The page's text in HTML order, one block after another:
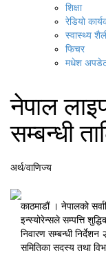
शिक्षा
रेडियो
स्वास्थ्य
फिचर
मधेश
नेपाल
सम्बन्धी
अर्थ/वाणिज्य
काठमाडौं । नेपालको
इन्स्योरेन्सले सम्पत्ति
निवारण सम्बन्धी
समितिका सदस्य तथा